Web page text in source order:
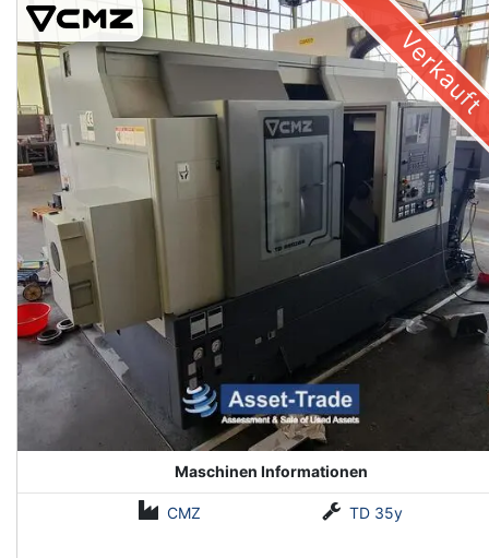
Verkauft
Maschinen Informationen
CMZ TD 35y